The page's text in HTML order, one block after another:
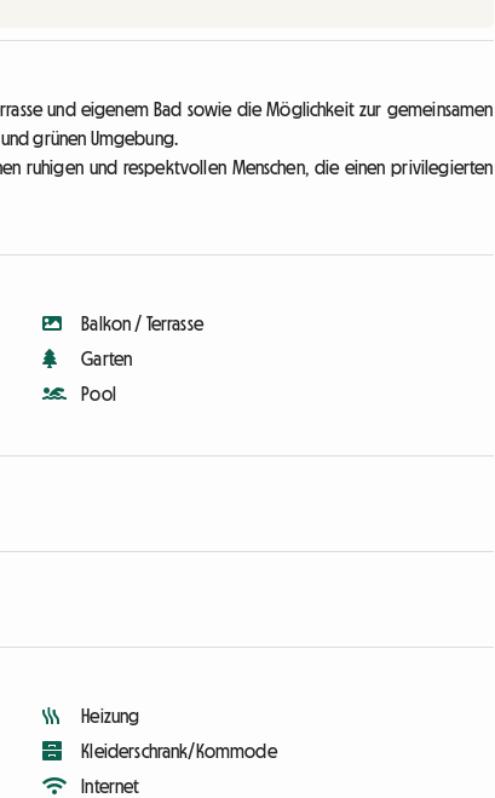
und eigenem Bad sowie die Möglichkeit zur gemeinsamen
grünen Umgebung.
ruhigen und respektvollen Menschen, die einen privilegierten
Balkon / Terrasse
Garten
Pool
Heizung
Kleiderschrank/Kommode
Internet